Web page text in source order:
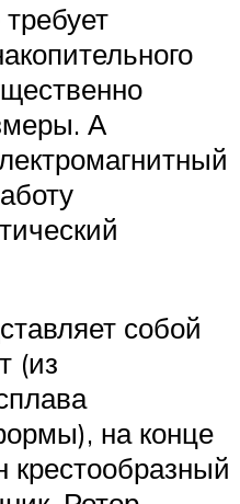
А
собой
(из
на конце
крестообразный